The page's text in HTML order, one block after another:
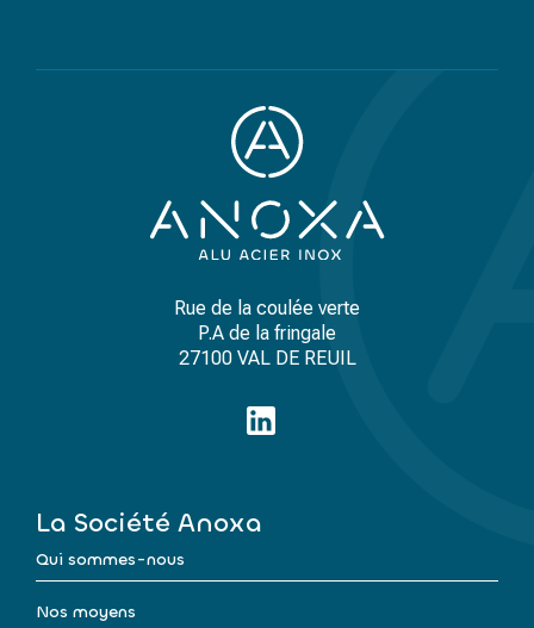
Rue de la coulée verte
P.A de la fringale
27100 VAL DE REUIL
La Société Anoxa
Qui sommes-nous
Nos moyens